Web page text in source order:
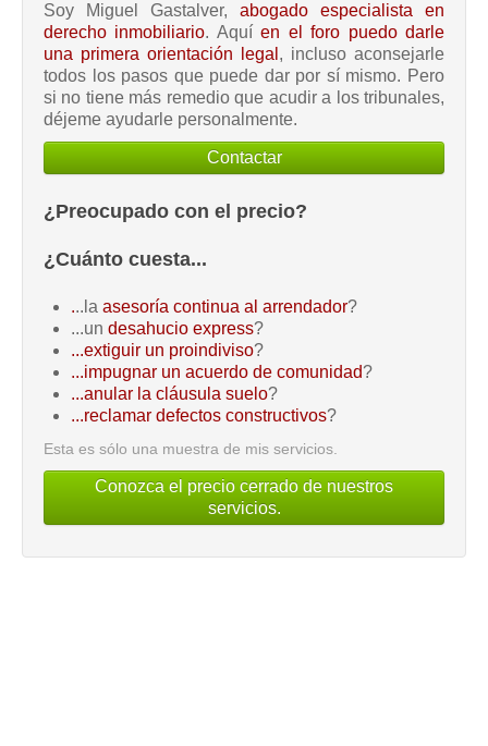
Soy Miguel Gastalver, abogado especialista en
derecho inmobiliario. Aquíen el foro puedo darle
una primera orientación legal , incluso aconsejarle
todos los pasos que puede dar por sí mismo. Pero
si no tiene más remedio que acudir a los tribunales,
déjeme ayudarle personalmente.
Contactar
¿Preocupado con el precio?
¿Cuánto cuesta...
...la asesoría continua al arrendador?
...un desahucio express?
...extiguir un proindiviso?
...impugnar un acuerdo de comunidad?
...anular la cláusula suelo?
...reclamar defectos constructivos?
Esta es sólo una muestra de mis servicios.
Conozca el precio cerrado de nuestros
servicios.